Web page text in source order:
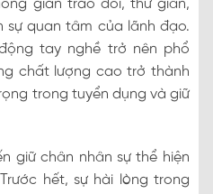
gian trao đổi, thư giãn,
sự quan tâm của lãnh đạo.
tay nghề trở nên phổ
chất lượng cao trở thành
trong tuyển dụng và giữ
giữ chân nhân sự thể hiện
hết, sự hài lòng trong